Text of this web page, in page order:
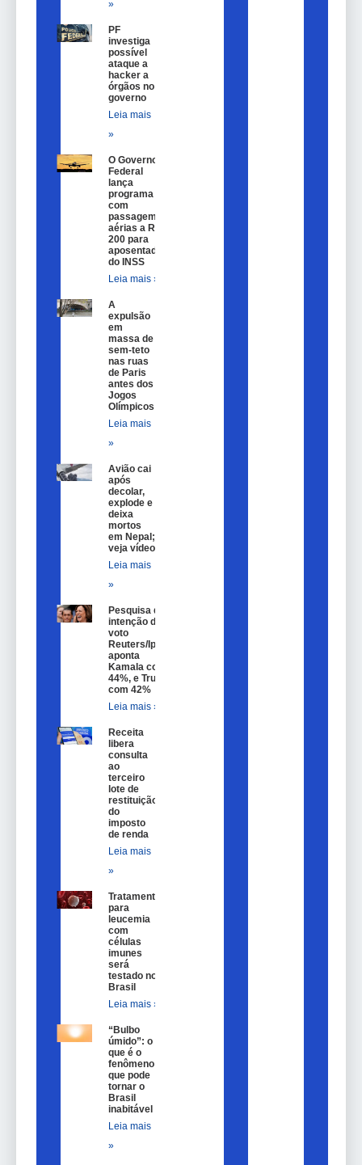
»
PF
investiga
possível
ataque a
hacker a
órgãos no
governo
Leia mais
»
O Governo
Federal
lança
programa
com
passagem
aérias a R$
200 para
aposentados
do INSS
Leia mais »
A
expulsão
em
massa de
sem-teto
nas ruas
de Paris
antes dos
Jogos
Olímpicos
Leia mais
»
Avião cai
após
decolar,
explode e
deixa
mortos
em Nepal;
veja vídeo
Leia mais
»
Pesquisa de
intenção de
voto
Reuters/Ipsos
aponta
Kamala com
44%, e Trump
com 42%
Leia mais »
Receita
libera
consulta
ao
terceiro
lote de
restituição
do
imposto
de renda
Leia mais
»
Tratamento
para
leucemia
com
células
imunes
será
testado no
Brasil
Leia mais »
“Bulbo
úmido”: o
que é o
fenômeno
que pode
tornar o
Brasil
inabitável
Leia mais
»